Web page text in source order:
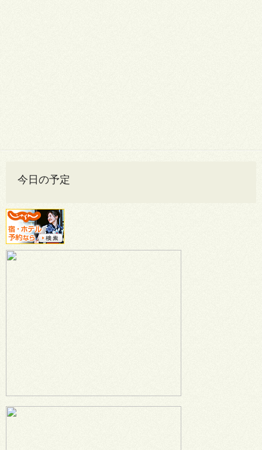
今日の予定